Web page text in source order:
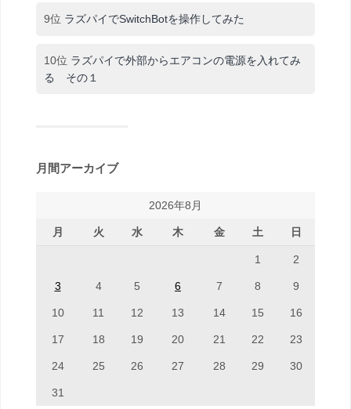
9位 ラズパイでSwitchBotを操作してみた
10位 ラズパイで外部からエアコンの電源を入れてみ
る その１
月間アーカイブ
2026年8月
月 火 水 木 金 土 日
1 2
3 4 5 6 7 8 9
10 11 12 13 14 15 16
17 18 19 20 21 22 23
24 25 26 27 28 29 30
31